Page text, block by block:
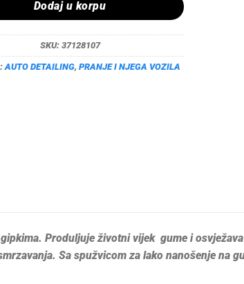
Dodaj u korpu
SKU: 37128107
AUTO DETAILING, PRANJE I NJEGA VOZILA
Produljuje životni vijek gume i
Sa spužvicom za lako nanošenje na